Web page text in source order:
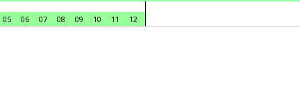
05 06 07 08 09 10 11 12